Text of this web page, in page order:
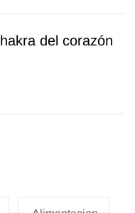
del corazón